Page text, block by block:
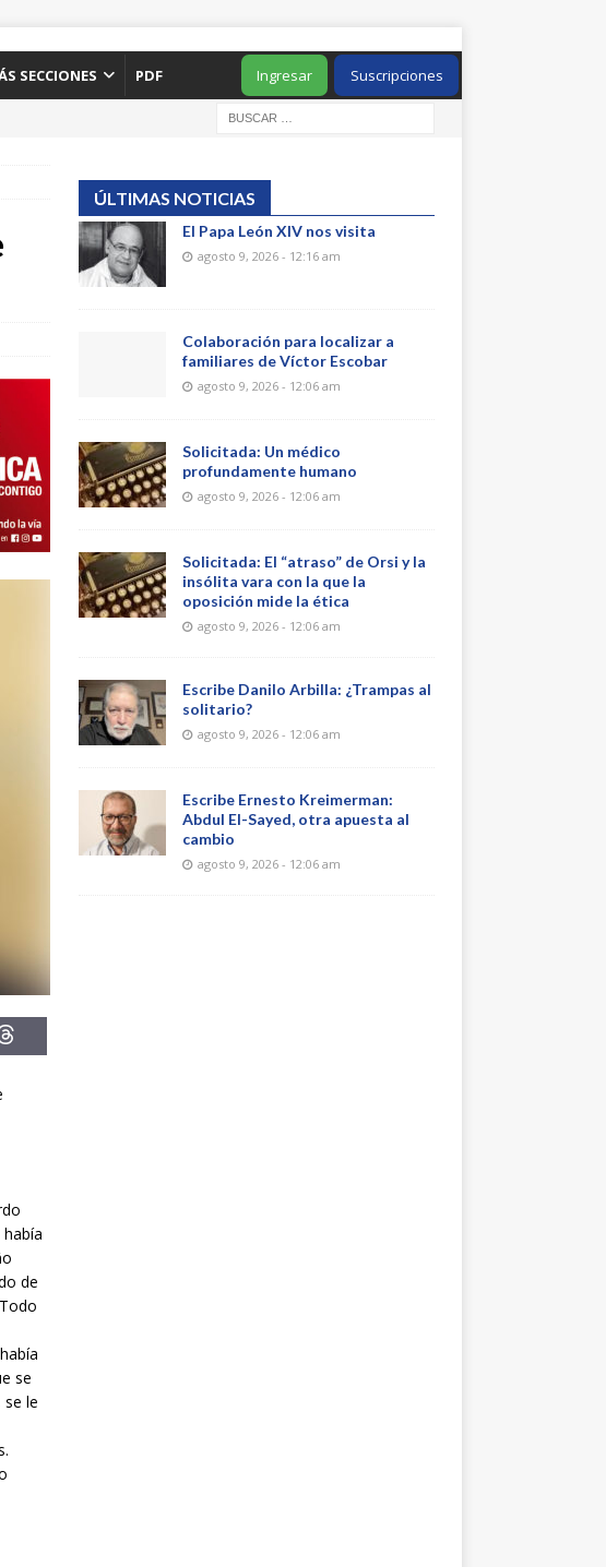
SECCIONES PDF Suscripciones
Ingresar
de
se
le
ÚLTIMAS NOTICIAS
El Papa León XIV nos visita
agosto 9, 2026 - 12:16 am
Colaboración para localizar a
familiares de Víctor Escobar
agosto 9, 2026 - 12:06 am
Solicitada: Un médico
profundamente humano
agosto 9, 2026 - 12:06 am
Solicitada: El “atraso” de Orsi y la
insólita vara con la que la
oposición mide la ética
agosto 9, 2026 - 12:06 am
Escribe Danilo Arbilla: ¿Trampas al
solitario?
agosto 9, 2026 - 12:06 am
Escribe Ernesto Kreimerman:
Abdul El-Sayed, otra apuesta al
cambio
agosto 9, 2026 - 12:06 am